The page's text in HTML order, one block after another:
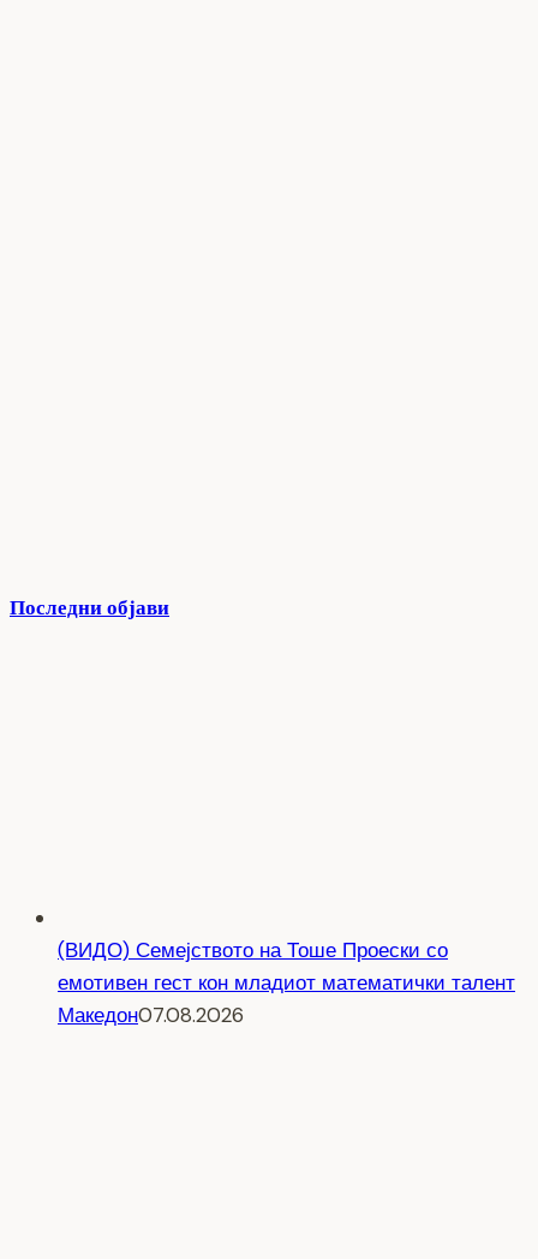
Последни објави
(ВИДО) Семејството на Тоше Проески со
емотивен гест кон младиот математички талент
Македон07.08.2026